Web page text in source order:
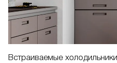
Встраиваемые